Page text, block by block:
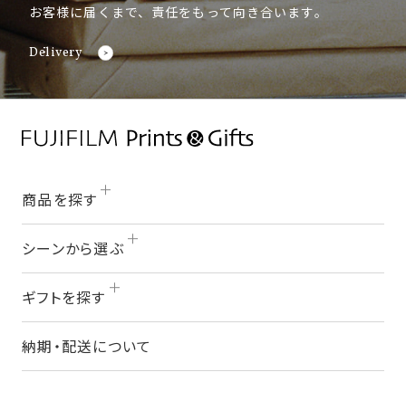
お客様に届くまで、責任をもって向き合います。
Delivery
商品を探す
シーンから選ぶ
ギフトを探す
納期・配送について